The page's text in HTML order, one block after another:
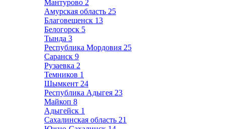
Мантурово 2
Амурская область 25
Благовещенск 13
Белогорск 5
Тында 3
Республика Мордовия 25
Саранск 9
Рузаевка 2
Темников 1
Шымкент 24
Республика Адыгея 23
Майкоп 8
Адыгейск 1
Сахалинская область 21